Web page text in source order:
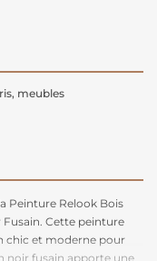
meubles
Peinture Relook Bois
Fusain. Cette peinture
chic et moderne pour
noir fusain apporte une